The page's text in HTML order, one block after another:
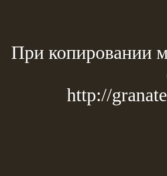
При копировании
http://